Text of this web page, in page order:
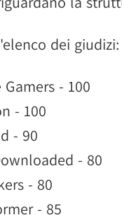
dei giudizi:
- 100
- 100
- 90
- 80
- 80
- 85